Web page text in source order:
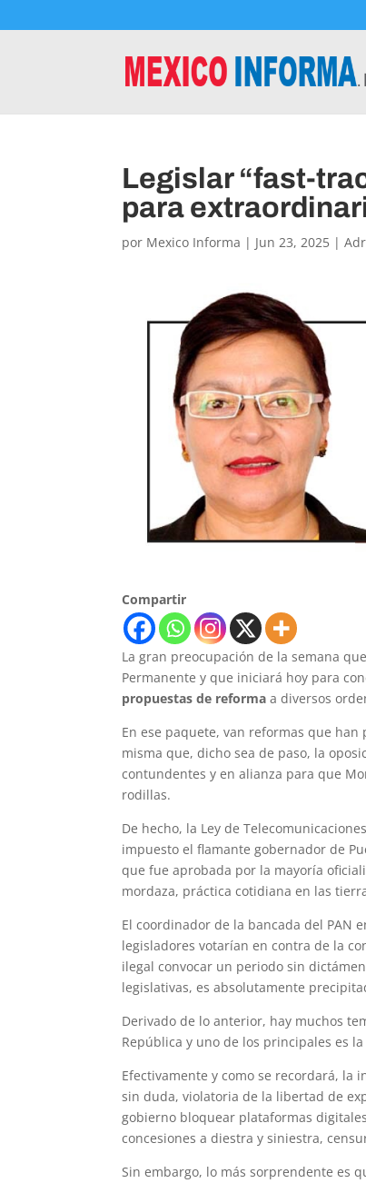
Legislar “fast-
para
por Mexico Informa | Jun 23, 2025 |
Compartir
La gran preocupación de la semana
Permanente y que iniciará hoy para
propuestas de reforma a diversos
En ese paquete, van reformas que han
misma que, dicho sea de paso, la
contundentes y en alianza para que
rodillas.
De hecho, la Ley de
impuesto el flamante gobernador de
que fue aprobada por la mayoría
mordaza, práctica cotidiana en las
El coordinador de la bancada del PAN
legisladores votarían en contra de la
ilegal convocar un periodo sin
legislativas, es absolutamente
Derivado de lo anterior, hay muchos
República y uno de los principales es
Efectivamente y como se recordará,
sin duda, violatoria de la libertad de
gobierno bloquear plataformas
concesiones a diestra y siniestra,
Sin embargo, lo más sorprendente es